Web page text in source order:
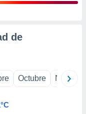
de
Octubre